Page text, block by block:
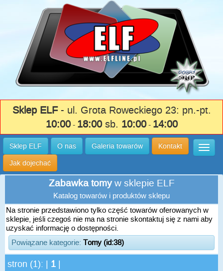
Sklep ELF- ul. Grota Roweckiego 23: pn.-pt.
10:00- 18:00sb. 10:00- 14:00
Sklep ELF O nas Galeria towarów Kontakt
Jak dojechać
Zabawka tomyw sklepie ELF
Katalog towarów i produktów sklepu
Na stronie przedstawiono tylko część towarów oferowanych w
sklepie, jeśli czegoś nie ma na stronie skontaktuj się z nami aby
uzyskać informację o dostępności.
Powiązane kategorie: Tomy (id:38)
stron (1): | 1